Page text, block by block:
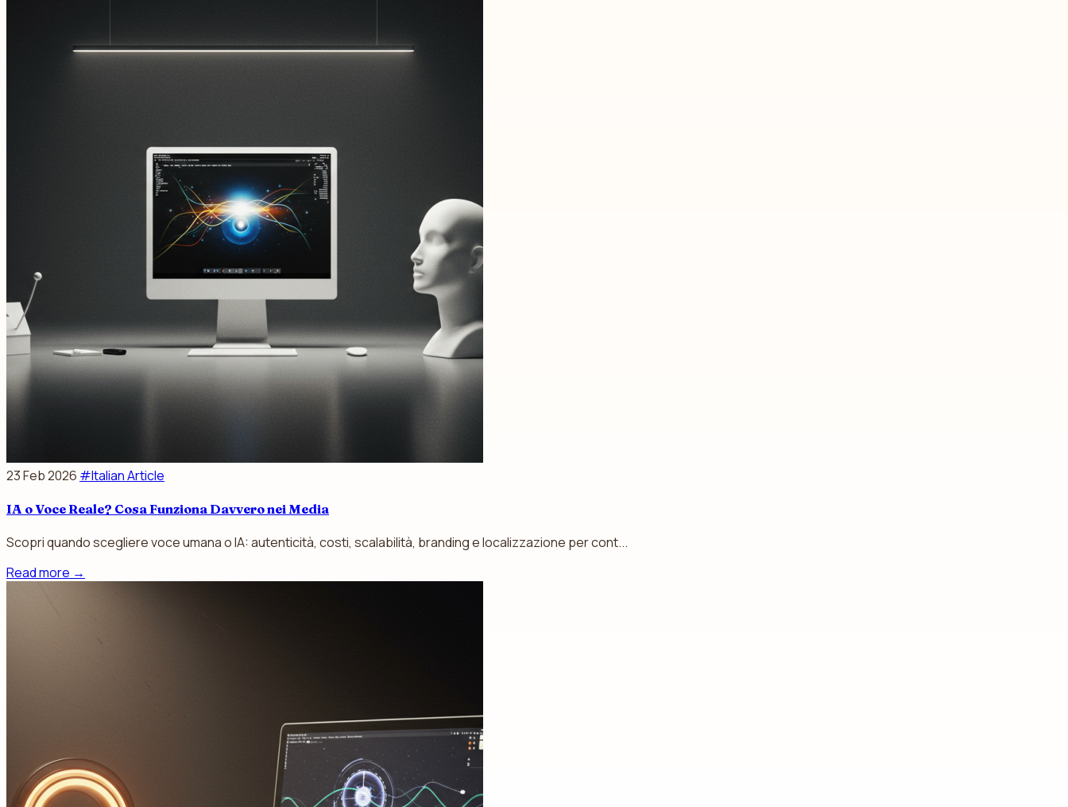
23 Feb 2026 #Italian Article
IA o Voce Reale? Cosa Funziona Davvero nei Media
Scopri quando scegliere voce umana o IA: autenticità, costi, scalabilità, branding e localizzazione per cont...
Read more →